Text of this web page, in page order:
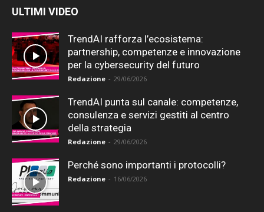
ULTIMI VIDEO
TrendAI rafforza l’ecosistema:
partnership, competenze e innovazione
per la cybersecurity del futuro
Redazione - 29/06/2026
TrendAI punta sul canale: competenze,
consulenza e servizi gestiti al centro
della strategia
Redazione - 29/06/2026
Perché sono importanti i protocolli?
Redazione - 16/06/2026